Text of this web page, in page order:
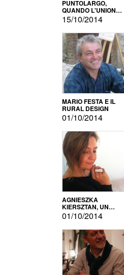
PUNTOLARGO,
QUANDO L'UNIONE
FA LA FORZA E
VINCE
15/10/2014
MARIO FESTA E IL
RURAL DESIGN
01/10/2014
AGNIESZKA
KIERSZTAN, UN
MODELLO DI
AUTOPRODUZIONE
01/10/2014